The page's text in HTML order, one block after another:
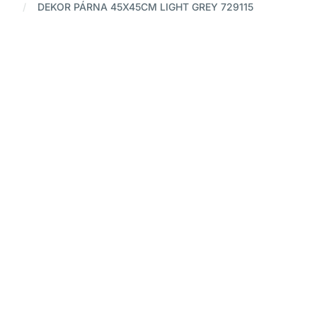
DEKOR PÁRNA 45X45CM LIGHT GREY 729115